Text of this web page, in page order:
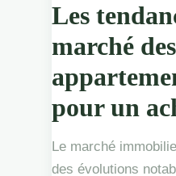
Les
marché des
pour un
Le marché
des évolutions